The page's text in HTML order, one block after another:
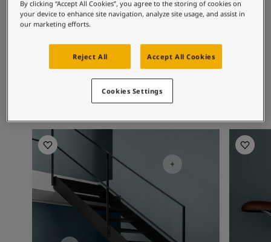
Bài viết
Our Services
Contact Us
Công Cụ Phối Màu
Tìm kiếm tài liệu kỹ thuật
Chốn Nuôi Dưỡng Tâm Hồn - Bộ Sưu Tập Mới Nhất Từ Jotun
Matching colours
Skylight
6351
Tender Green
Tiền sảnh Tiền
By clicking “Accept All Cookies”, you agree to the storing of cookies on
your device to enhance site navigation, analyze site usage, and assist in
our marketing efforts.
Reject All Accept All Cookies
Cookies Settings